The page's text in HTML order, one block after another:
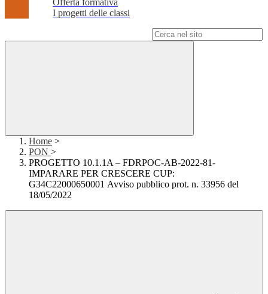
Offerta formativa
I progetti delle classi
Home >
PON >
PROGETTO 10.1.1A – FDRPOC-AB-2022-81-
IMPARARE PER CRESCERE CUP:
G34C22000650001 Avviso pubblico prot. n. 33956 del
18/05/2022